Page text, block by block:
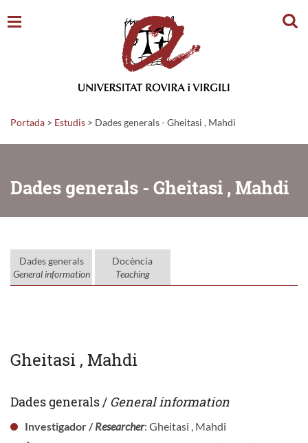
Portada > Estudis > Dades generals - Gheitasi , Mahdi
Dades generals - Gheitasi , Mahdi
Dades generals
General information
Docència
Teaching
Gheitasi , Mahdi
Dades generals / General information
Investigador /Researcher: Gheitasi , Mahdi